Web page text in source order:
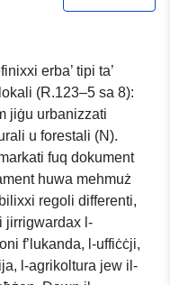
erba’ tipi ta’
(R.123–5 sa 8):
jiġu urbanizzati
u forestali (N).
fuq dokument
huwa mehmuż
regoli differenti,
jirrigwardax l-
f’lukanda, l-uffiċċji,
l-agrikoltura jew il-